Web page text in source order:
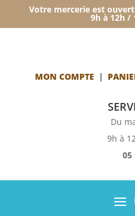
Votre mercerie est
9h à 12h /
MON COMPTE |
Du
9h à
05